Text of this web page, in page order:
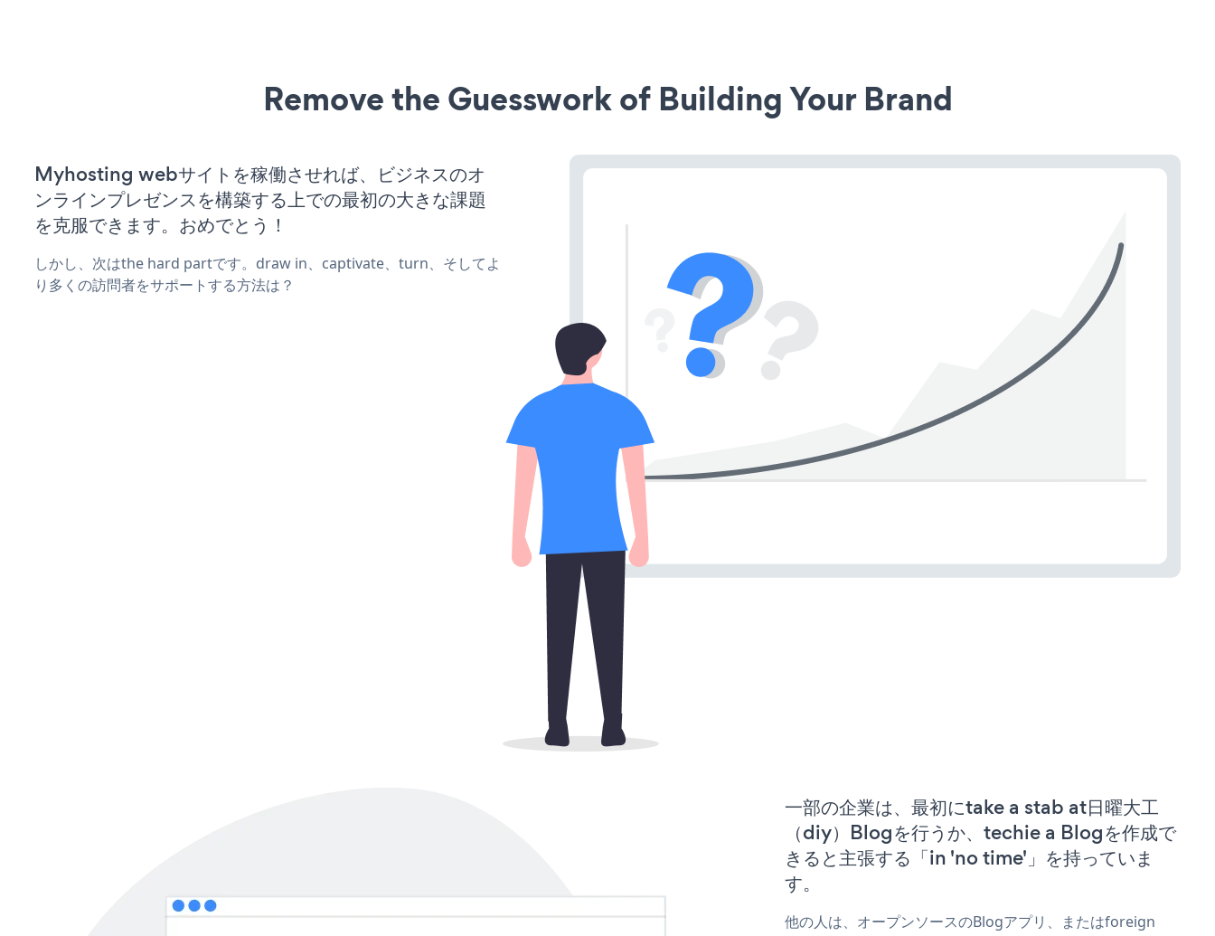
Remove the Guesswork of Building Your Brand
Myhosting webサイトを稼働させれば、ビジネスのオ
ンラインプレゼンスを構築する上での最初の大きな課題
を克服できます。おめでとう！
しかし、次はthe hard partです。draw in、captivate、turn、そしてよ
り多くの訪問者をサポートする方法は？
一部の企業は、最初にtake a stab at日曜大工
（diy）Blogを行うか、techie a Blogを作成で
きると主張する「in 'no time'」を持っていま
す。
他の人は、オープンソースのBlogアプリ、またはforeign